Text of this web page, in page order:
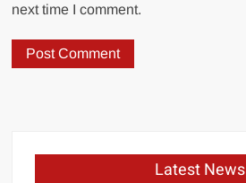
next time I comment.
Latest News